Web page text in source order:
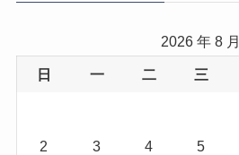
2026 年 8 月
日 一 二 三
2 3 4 5